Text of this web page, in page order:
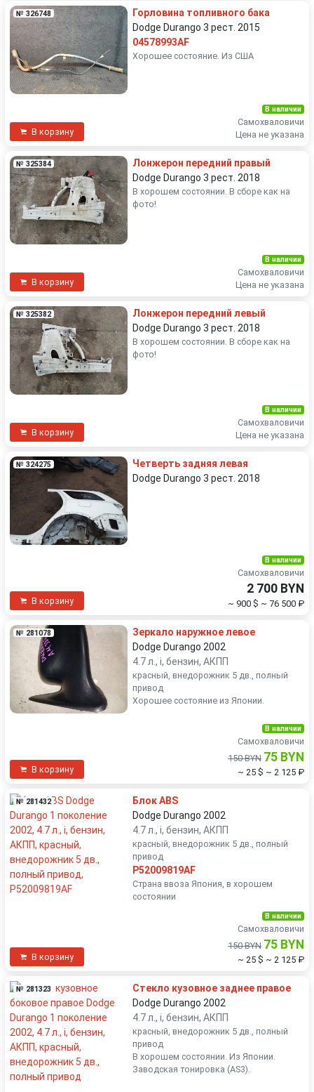
№ 326748
Горловина топливного бака
Dodge Durango 3 рест. 2015
04578993AF
Хорошее состояние. Из США
В корзину
В наличии
Самохваловичи
Цена не указана
№ 325384
Лонжерон передний правый
Dodge Durango 3 рест. 2018
В хорошем состоянии. В сборе как на
фото!
В корзину
В наличии
Самохваловичи
Цена не указана
№ 325382
Лонжерон передний левый
Dodge Durango 3 рест. 2018
В хорошем состоянии. В сборе как на
фото!
В корзину
В наличии
Самохваловичи
Цена не указана
№ 324275
Четверть задняя левая
Dodge Durango 3 рест. 2018
В корзину
В наличии
Самохваловичи
2 700 BYN
~ 900 $ ~ 76 500 ₽
№ 281078
Зеркало наружное левое
Dodge Durango 2002
4.7 л., i, бензин, АКПП
красный, внедорожник 5 дв., полный
привод
Хорошее состояние из Японии.
В корзину
В наличии
Самохваловичи
150 BYN 75 BYN
~ 25 $ ~ 2 125 ₽
№ 281432
Блок ABS
Dodge Durango 2002
4.7 л., i, бензин, АКПП
красный, внедорожник 5 дв., полный
привод
P52009819AF
Страна ввоза Япония, в хорошем
состоянии
В корзину
В наличии
Самохваловичи
150 BYN 75 BYN
~ 25 $ ~ 2 125 ₽
№ 281323
Стекло кузовное заднее правое
Dodge Durango 2002
4.7 л., i, бензин, АКПП
красный, внедорожник 5 дв., полный
привод
В хорошем состоянии. Из Японии.
Заводская тонировка (AS3).